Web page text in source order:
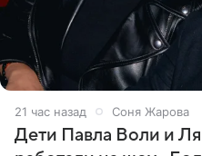
21 час назад Соня Жарова
Дети Павла Воли и